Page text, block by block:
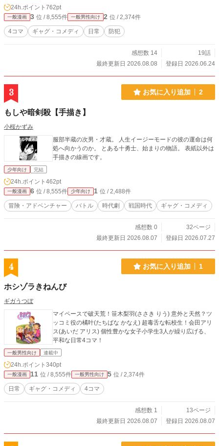
24h.ポイント 762pt
一般漫画 3 位 / 8,555件 一般男性向け 2 位 / 2,374件
4コマ ギャグ・コメディ 日常 防犯
感想数 14
19話
最終更新日 2026.08.08
登録日 2026.06.24
3 お気に入り追加 2
もしや暗剣殺【手描き】
小桜かずみ
服部半蔵の次男・才蔵。 人生イージーモードの彼の運命は何
処へ向かうのか。 とある十勇士、始まりの物語。 表紙以外は
手描きの線画です。
少年向け 完結
24h.ポイント 462pt
一般漫画 6 位 / 8,555件 少年向け 1 位 / 2,488件
冒険・アドベンチャー バトル 時代劇 戦国時代 ギャグ・コメディ
感想数 0
32ページ
最終更新日 2026.08.07
登録日 2026.07.27
4 お気に入り追加 1
ホシゾラきねんび
ギガうつぼ
マイペースで破天荒！笹木梨羽(ささき りう) 意外と天然？ツ
ッコミ役の橘叶(たちばな かなえ) 超毒舌な転校生！会田アリ
ス(あいだ アリス) 個性豊かな女子小学生3人が繰り広げる、
平和な日常4コマ！
一般男性向け 連載中
24h.ポイント 340pt
一般漫画 11 位 / 8,555件 一般男性向け 5 位 / 2,374件
日常 ギャグ・コメディ 4コマ
感想数 1
13ページ
最終更新日 2026.08.07
登録日 2026.08.07